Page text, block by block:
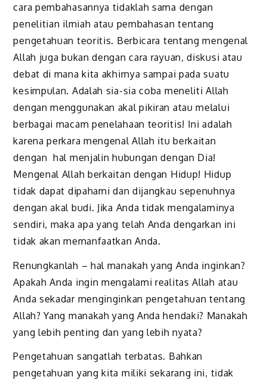
cara pembahasannya tidaklah sama dengan
penelitian ilmiah atau pembahasan tentang
pengetahuan teoritis. Berbicara tentang mengenal
Allah juga bukan dengan cara rayuan, diskusi atau
debat di mana kita akhirnya sampai pada suatu
kesimpulan. Adalah sia-sia coba meneliti Allah
dengan menggunakan akal pikiran atau melalui
berbagai macam penelahaan teoritis! Ini adalah
karena perkara mengenal Allah itu berkaitan
dengan hal menjalin hubungan dengan Dia!
Mengenal Allah berkaitan dengan Hidup! Hidup
tidak dapat dipahami dan dijangkau sepenuhnya
dengan akal budi. Jika Anda tidak mengalaminya
sendiri, maka apa yang telah Anda dengarkan ini
tidak akan memanfaatkan Anda.
Renungkanlah – hal manakah yang Anda inginkan?
Apakah Anda ingin mengalami realitas Allah atau
Anda sekadar menginginkan pengetahuan tentang
Allah? Yang manakah yang Anda hendaki? Manakah
yang lebih penting dan yang lebih nyata?
Pengetahuan sangatlah terbatas. Bahkan
pengetahuan yang kita miliki sekarang ini, tidak